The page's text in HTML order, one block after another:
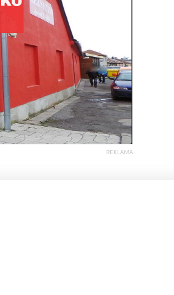
REKLAMA